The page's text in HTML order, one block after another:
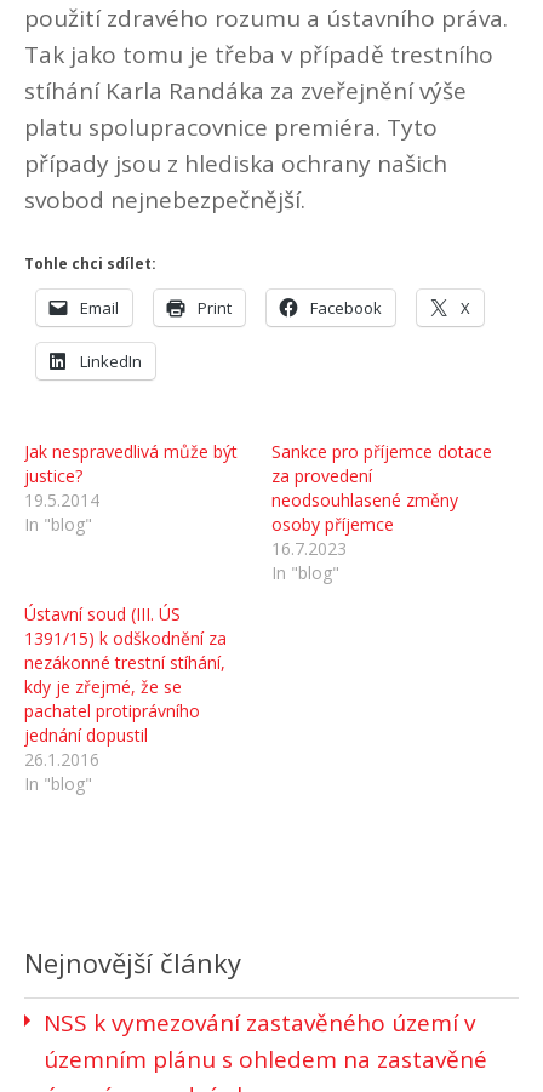
použití zdravého rozumu a ústavního práva.
Tak jako tomu je třeba v případě trestního
stíhání Karla Randáka za zveřejnění výše
platu spolupracovnice premiéra. Tyto
případy jsou z hlediska ochrany našich
svobod nejnebezpečnější.
Tohle chci sdílet:
Email Print Facebook X
LinkedIn
Jak nespravedlivá může být
justice?
19.5.2014
In "blog"
Sankce pro příjemce dotace
za provedení
neodsouhlasené změny
osoby příjemce
16.7.2023
In "blog"
Ústavní soud (III. ÚS
1391/15) k odškodnění za
nezákonné trestní stíhání,
kdy je zřejmé, že se
pachatel protiprávního
jednání dopustil
26.1.2016
In "blog"
Nejnovější články
NSS k vymezování zastavěného území v
územním plánu s ohledem na zastavěné